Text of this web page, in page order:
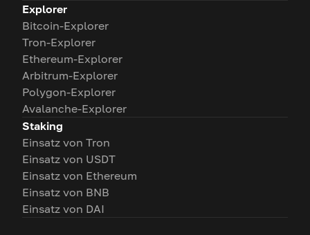
Explorer
Bitcoin-Explorer
Tron-Explorer
Ethereum-Explorer
Arbitrum-Explorer
Polygon-Explorer
Avalanche-Explorer
Staking
Einsatz von Tron
Einsatz von USDT
Einsatz von Ethereum
Einsatz von BNB
Einsatz von DAI